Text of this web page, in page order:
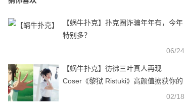
【蜗牛扑克】扑克圈诈骗年年有，今年
特别多？
06/24
【蜗牛扑克】彷彿三叶真人再现
Coser《黎狱 Ristuki》高颜值掳获你的
02/18